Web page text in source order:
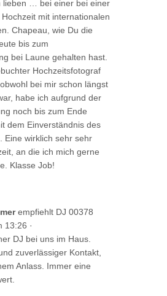
lieben … bei einer bei einer
mit internationalen
Chapeau, wie Du die
bis zum
bei Laune gehalten hast.
Hochzeitsfotograf
bei mir schon längst
habe ich aufgrund der
noch bis zum Ende
dem Einverständnis des
Eine wirklich sehr sehr
an die ich mich gerne
Klasse Job!
empfiehlt DJ 00378
13:26 ·
DJ bei uns im Haus.
zuverlässiger Kontakt,
Anlass. Immer eine